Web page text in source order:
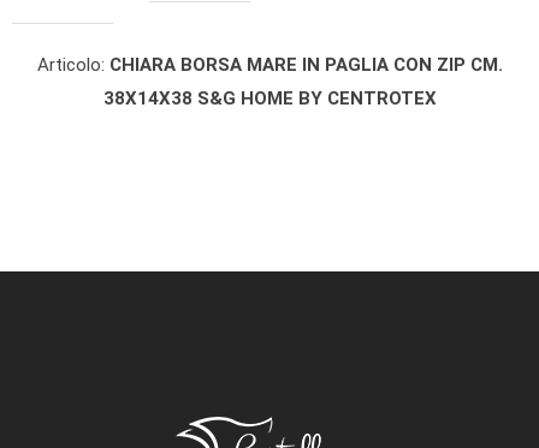
Articolo: CHIARA BORSA MARE IN PAGLIA CON ZIP CM.
38X14X38 S&G HOME BY CENTROTEX